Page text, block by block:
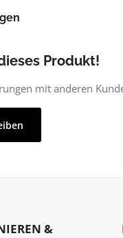
Produkt!
mit anderen
&